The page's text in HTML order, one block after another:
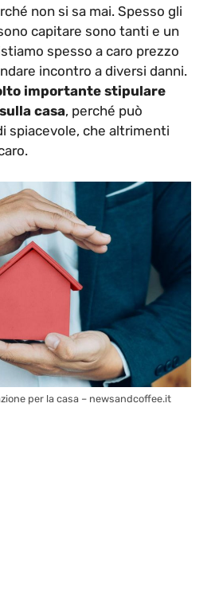
non si sa mai. Spesso gli
capitare sono tanti e un
spesso a caro prezzo
incontro a diversi danni.
importante stipulare
casa, perché può
spiacevole, che altrimenti
per la casa – newsandcoffee.it